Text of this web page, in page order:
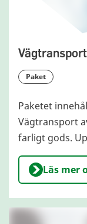
paket
Paketet
Vägtransport
farligt gods.
Läs mer